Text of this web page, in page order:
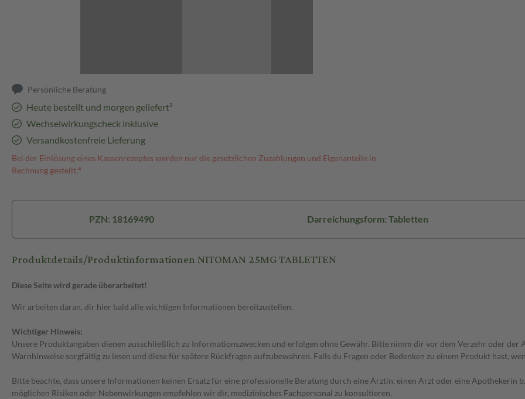
Persönliche Beratung
Heute bestellt und morgen geliefert³
Wechselwirkungscheck inklusive
Versandkostenfreie Lieferung
Bei der Einlösung eines Kassenrezeptes werden nur die gesetzlichen Zuzahlungen und Eigenanteile in
Rechnung gestellt.⁴
PZN: 18169490 Darreichungsform: Tabletten
Produktdetails/Produktinformationen NITOMAN 25MG TABLETTEN
Diese Seite wird gerade überarbeitet!
Wir arbeiten daran, dir hier bald alle wichtigen Informationen bereitzustellen.
Wichtiger Hinweis:
Unsere Produktangaben dienen ausschließlich zu Informationszwecken und erfolgen ohne Gewähr. Bitte nimm dir vor dem Verzehr oder
Warnhinweise sorgfältig zu lesen und diese für spätere Rückfragen aufzubewahren. Falls du Fragen oder Bedenken zu einem Produkt hast,
Bitte beachte, dass unsere Informationen keinen Ersatz für eine professionelle Beratung durch eine Ärztin, einen Arzt oder eine Apothekerin
möglichen Risiken oder Nebenwirkungen empfehlen wir dir, medizinisches Fachpersonal zu konsultieren.